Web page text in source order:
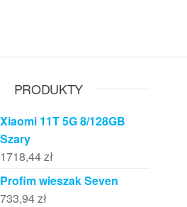
PRODUKTY
Xiaomi 11T 5G 8/128GB
Szary
1718,44zł
Profim wieszak Seven
733,94zł